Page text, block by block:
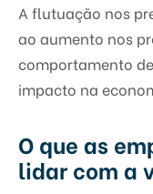
A flutuação nos
ao aumento nos
comportamento
impacto na
O que as
lidar com a